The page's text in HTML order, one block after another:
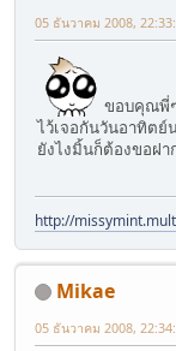
05 ธันวาคม 2008,
ขอบคุณพี่
ไว้เจอกันวันอาทิตย์น
ยังไงมิ้นก็ต้องขอฝา
http://
Mikae
05 ธันวาคม 2008,